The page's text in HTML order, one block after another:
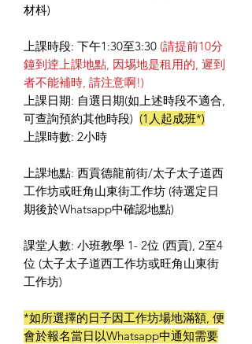
材枓)
上課時段: 下午1:30至3:30 (請提前10分
鐘到逹上課地點, 因埸地是租用的, 遲到
者不能補時, 請注意啊!)
上課日期: 自選日期(如上述時段不適合,
可查詢預約其他時段) (1人起成班*)
上課時數: 2小時
上課地點: 西貢德龍前街/太子太子道西
工作坊或旺角山東街工作坊 (待選定日
期後於Whatsapp中確認地點)
課堂人數: 小班教學 1- 2位 (西貢), 2至4
位 (太子太子道西工作坊或旺角山東街
工作坊)
*如所選擇的日子因工作坊場地滿額, 便
會於報名當日以Whatsapp中通知需要